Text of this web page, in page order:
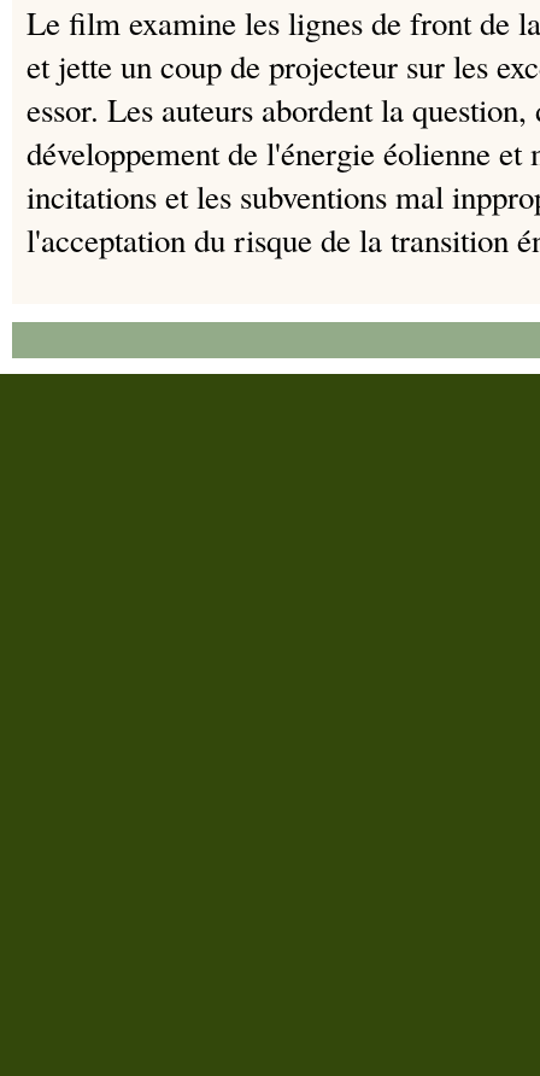
Le film examine les lignes de front de
et jette un coup de projecteur sur les
essor. Les auteurs abordent la
développement de l'énergie éolienne
incitations et les subventions mal
l'acceptation du risque de la transition